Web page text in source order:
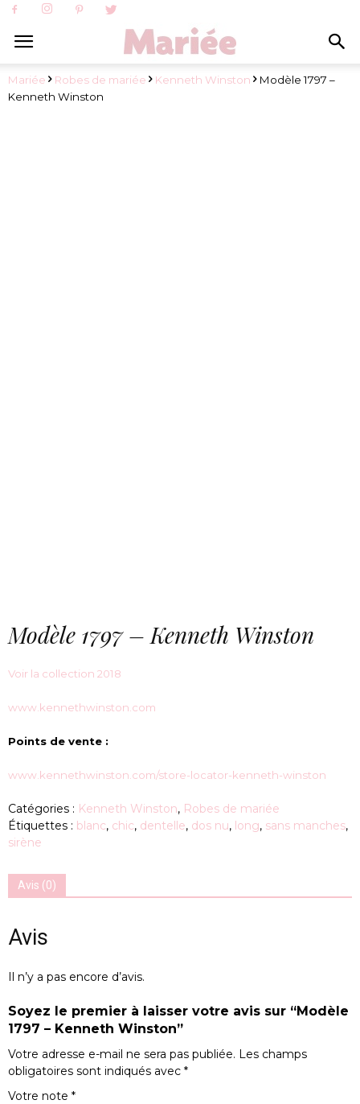
Mariée Robes de mariée Kenneth Winston
Modèle 1797 –
Kenneth Winston
Modèle 1797 – Kenneth Winston
Voir la collection 2018
www.kennethwinston.com
Points de vente :
www.kennethwinston.com/store-locator-kenneth-winston
Catégories : Kenneth Winston, Robes de mariée
Étiquettes : blanc, chic, dentelle, dos nu, long, sans manches,
sirène
Avis (0)
Avis
Il n’y a pas encore d’avis.
Soyez le premier à laisser votre avis sur “Modèle
1797 – Kenneth Winston”
Votre adresse e-mail ne sera pas publiée. Les champs
obligatoires sont indiqués avec *
Votre note *